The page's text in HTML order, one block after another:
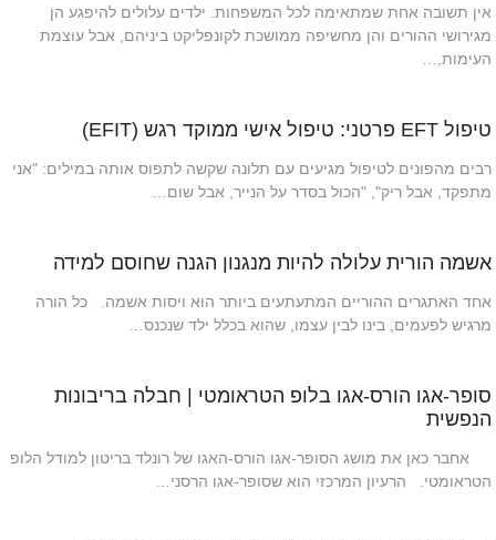
אין תשובה אחת שמתאימה לכל המשפחות. ילדים עלולים להיפגע הן
מגירושי ההורים והן מחשיפה ממושכת לקונפליקט ביניהם, אבל עוצמת
העימות,…
טיפול EFT פרטני: טיפול אישי ממוקד רגש (EFIT)
רבים מהפונים לטיפול מגיעים עם תלונה שקשה לתפוס אותה במילים: "אני
מתפקד, אבל ריק", "הכול בסדר על הנייר, אבל שום…
אשמה הורית עלולה להיות מנגנון הגנה שחוסם למידה
אחד האתגרים ההוריים המתעתעים ביותר הוא ויסות אשמה. כל הורה
מרגיש לפעמים, בינו לבין עצמו, שהוא בכלל ילד שנכנס…
סופר-אגו הורס-אגו בלופ הטראומטי | חבלה בריבונות
הנפשית
אחבר כאן את מושג הסופר-אגו הורס-האגו של רונלד בריטון למודל הלופ
הטראומטי. הרעיון המרכזי הוא שסופר-אגו הרסני…